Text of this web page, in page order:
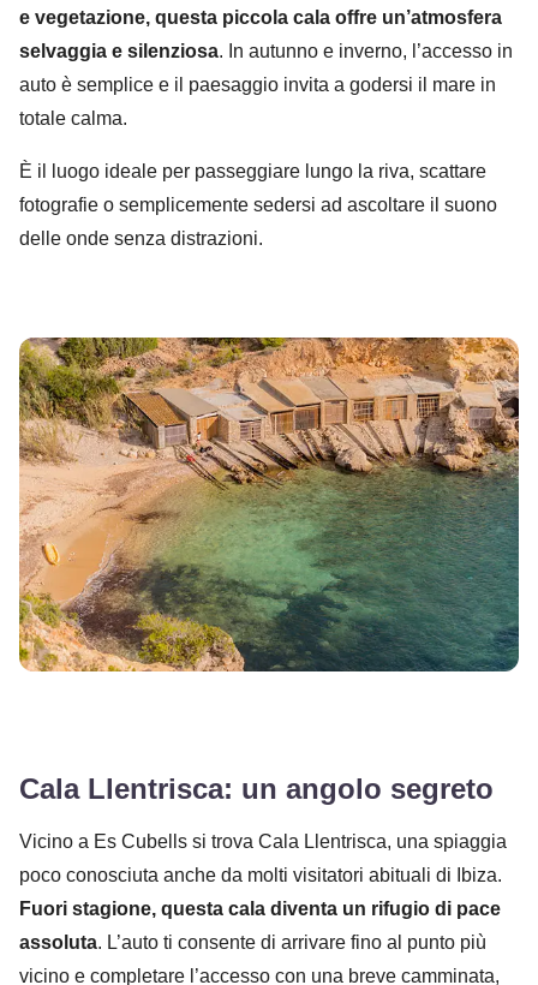
e vegetazione, questa piccola cala offre un’atmosfera
selvaggia e silenziosa. In autunno e inverno, l’accesso in
auto è semplice e il paesaggio invita a godersi il mare in
totale calma.
È il luogo ideale per passeggiare lungo la riva, scattare
fotografie o semplicemente sedersi ad ascoltare il suono
delle onde senza distrazioni.
Cala Llentrisca: un angolo segreto
Vicino a Es Cubells si trova Cala Llentrisca, una spiaggia
poco conosciuta anche da molti visitatori abituali di Ibiza.
Fuori stagione, questa cala diventa un rifugio di pace
assoluta. L’auto ti consente di arrivare fino al punto più
vicino e completare l’accesso con una breve camminata,